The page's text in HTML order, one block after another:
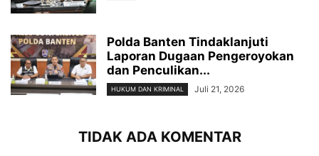
Polda Banten Tindaklanjuti
Laporan Dugaan Pengeroyokan
dan Penculikan...
HUKUM DAN KRIMINAL Juli 21, 2026
TIDAK ADA KOMENTAR